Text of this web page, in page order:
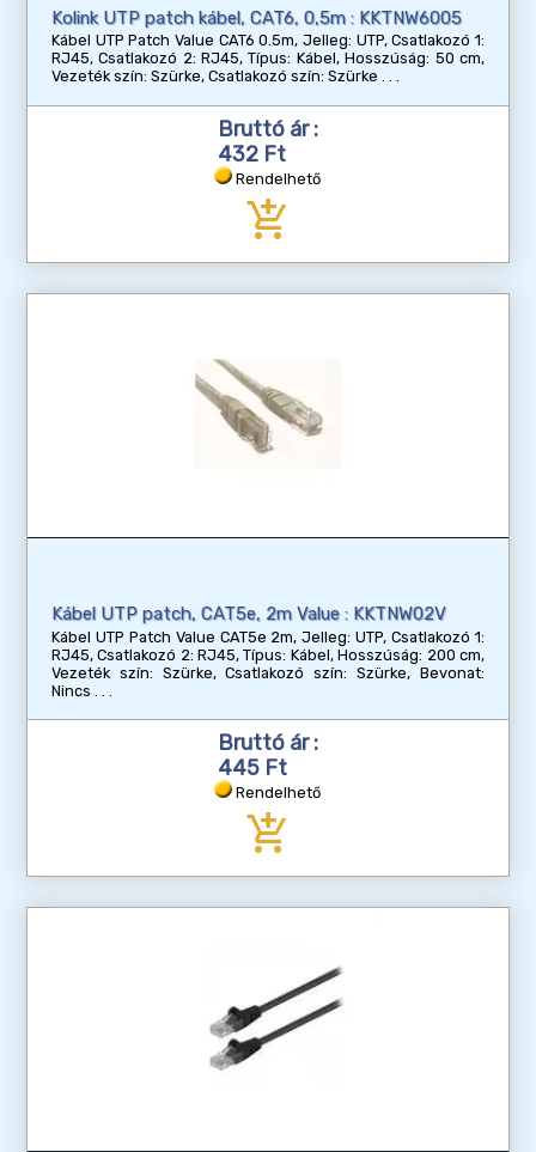
Kolink UTP patch kábel, CAT6, 0,5m : KKTNW6005
Kábel UTP Patch Value CAT6 0.5m, Jelleg: UTP, Csatlakozó 1:
RJ45, Csatlakozó 2: RJ45, Típus: Kábel, Hosszúság: 50 cm,
Vezeték szín: Szürke, Csatlakozó szín: Szürke
Bruttó ár :
432 Ft
Rendelhető
add_shopping_cart
Kábel UTP patch, CAT5e, 2m Value : KKTNW02V
Kábel UTP Patch Value CAT5e 2m, Jelleg: UTP, Csatlakozó 1:
RJ45, Csatlakozó 2: RJ45, Típus: Kábel, Hosszúság: 200 cm,
Vezeték szín: Szürke, Csatlakozó szín: Szürke, Bevonat:
Nincs
Bruttó ár :
445 Ft
Rendelhető
add_shopping_cart